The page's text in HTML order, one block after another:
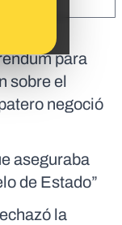
para
sobre el
negoció
aseguraba
de Estado”
la